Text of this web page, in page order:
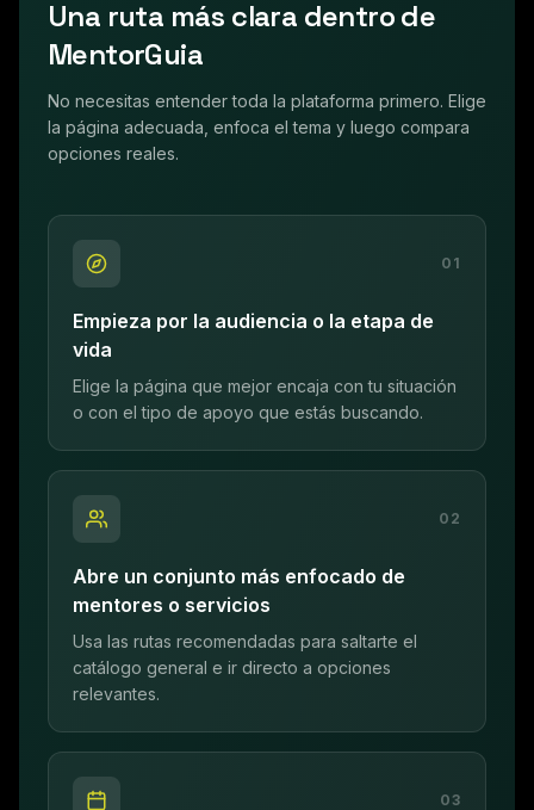
Una ruta más clara dentro de
MentorGuia
No necesitas entender toda la plataforma primero. Elige
la página adecuada, enfoca el tema y luego compara
opciones reales.
0 1
Empieza por la audiencia o la etapa de
vida
Elige la página que mejor encaja con tu situación
o con el tipo de apoyo que estás buscando.
0 2
Abre un conjunto más enfocado de
mentores o servicios
Usa las rutas recomendadas para saltarte el
catálogo general e ir directo a opciones
relevantes.
0 3